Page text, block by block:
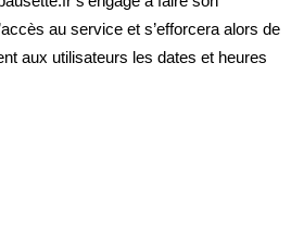
au service et s’efforcera alors de
aux utilisateurs les dates et heures